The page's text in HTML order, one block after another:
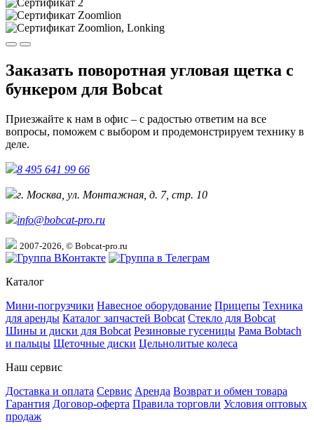
Заказать поворотная угловая щетка с
бункером для Bobcat
Приезжайте к нам в офис – с радостью ответим на все
вопросы, поможем с выбором и продемонстрируем технику в
деле.
8 495 641 99 66
г. Москва, ул. Монтажная, д. 7, стр. 10
info@bobcat-pro.ru
2007-2026, © Bobcat-pro.ru
Каталог
Мини-погрузчики Навесное оборудование Прицепы Техника
для аренды Каталог запчастей Bobcat Стекло для Bobcat
Шины и диски для Bobcat Резиновые гусеницы Рама Bobtach
и пальцы Щеточные диски Цельнолитые колеса
Наш сервис
Доставка и оплата Сервис Аренда Возврат и обмен товара
Гарантия Договор-оферта Правила торговли Условия оптовых
продаж